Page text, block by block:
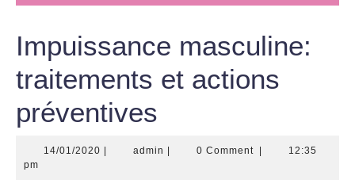
Impuissance masculine:
traitements et actions
préventives
14/01/2020 14/01/2020
admin admin 0 Comment
12:35
pm